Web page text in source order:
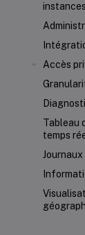
Accès
Tableau
temps
Journaux